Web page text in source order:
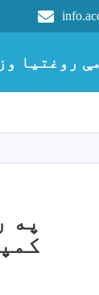
روغتیا
روغتیا
په